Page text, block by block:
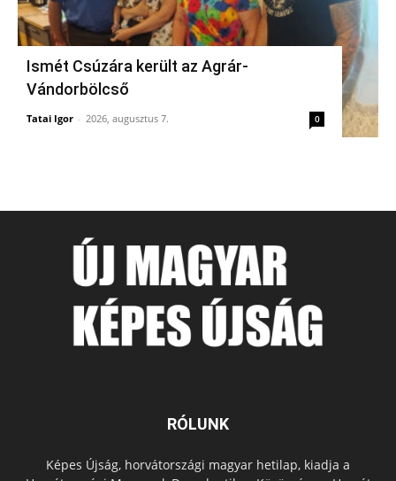
Ismét Csúzára került az Agrár-
Vándorbölcső
Tatai Igor - 2026, augusztus 7. 0
RÓLUNK
Képes Újság, horvátországi magyar hetilap, kiadja a